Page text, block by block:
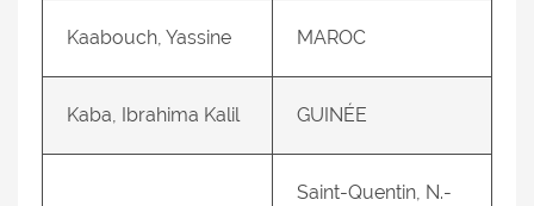
Kaabouch, Yassine MAROC
Kaba, Ibrahima Kalil GUINÉE
Saint-Quentin, N.-